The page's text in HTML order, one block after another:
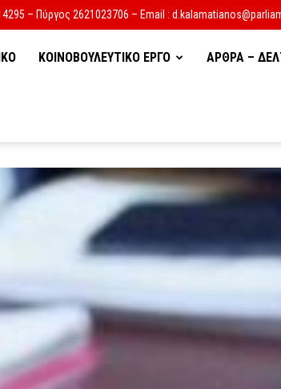
– Πύργος 2621023706 – Email :
ΚΟΙΝΟΒΟΥΛΕΥΤΙΚΟ ΕΡΓΟ ΑΡΘΡΑ –